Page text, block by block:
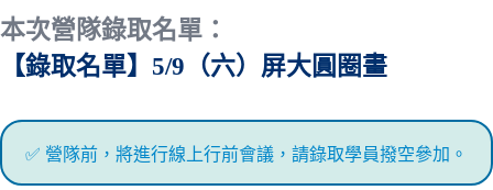
本次營隊錄取名單：
【錄取名單】5/9（六）屏大圓圈畫
✅ 營隊前，將進行線上行前會議，請錄取學員撥空參加。